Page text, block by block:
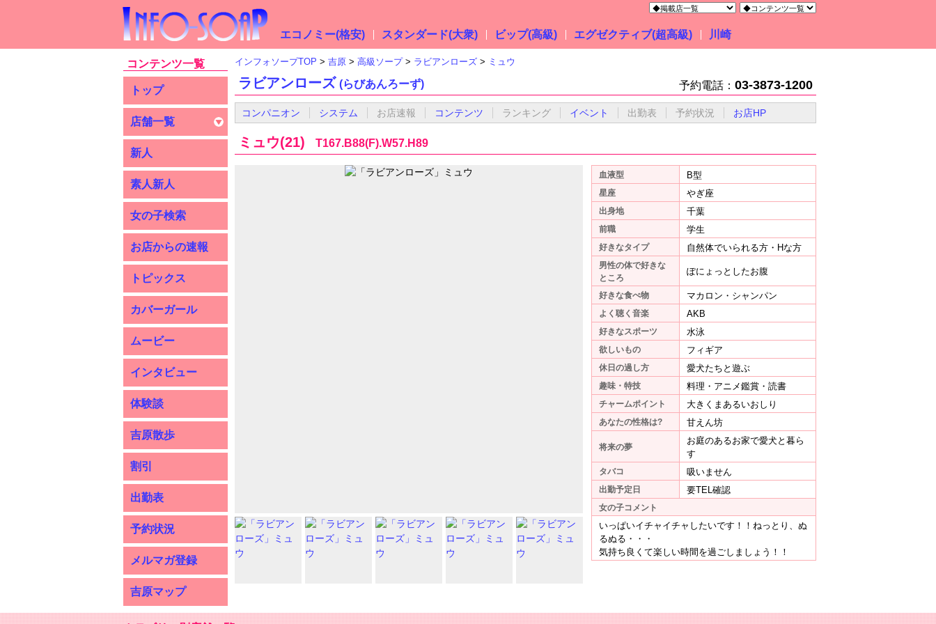
エコノミー(格安) スタンダード(大衆) ビップ(高級) エグゼクティブ(超高級) 川崎
コンテンツ一覧
トップ
店舗一覧
新人
素人新人
女の子検索
お店からの速報
トピックス
カバーガール
ムービー
インタビュー
体験談
吉原散歩
割引
出勤表
予約状況
メルマガ登録
吉原マップ
インフォソープTOP 吉原 高級ソープ ラビアンローズ ミュウ
ラビアンローズ (らびあんろーず) 予約電話： 03-3873-1200
コンパニオン システム お店速報 コンテンツ ランキング イベント 出勤表 予約状況 お店HP
ミュウ(21) T167.B88(F).W57.H89
血液型 B型
星座 やぎ座
出身地 千葉
前職 学生
好きなタイプ 自然体でいられる方・Hな方
男性の体で好きな
ところ
ぽにょっとしたお腹
好きな食べ物 マカロン・シャンパン
よく聴く音楽 AKB
好きなスポーツ 水泳
欲しいもの フィギア
休日の過し方 愛犬たちと遊ぶ
趣味・特技 料理・アニメ鑑賞・読書
チャームポイント 大きくまあるいおしり
あなたの性格は? 甘えん坊
将来の夢
お庭のあるお家で愛犬と暮ら
す
タバコ 吸いません
出勤予定日 要TEL確認
女の子コメント
いっぱいイチャイチャしたいです！！ねっとり、ぬ
るぬる・・・
気持ち良くて楽しい時間を過ごしましょう！！